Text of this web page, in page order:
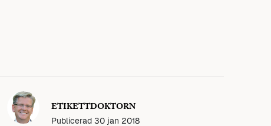
ETIKETTDOKTORN
Publicerad 30 jan 2018